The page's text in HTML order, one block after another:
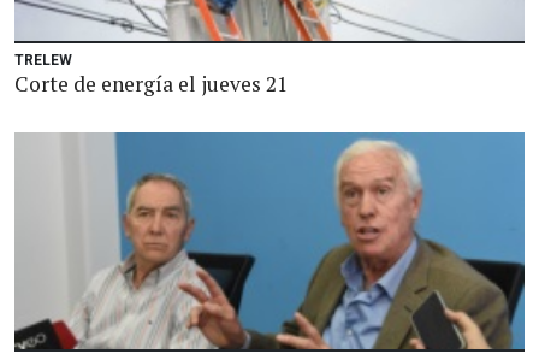
TRELEW
Corte de energía el jueves 21